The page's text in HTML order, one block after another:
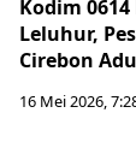
Kodim
Leluhur,
Cirebon
16 Mei 2026,